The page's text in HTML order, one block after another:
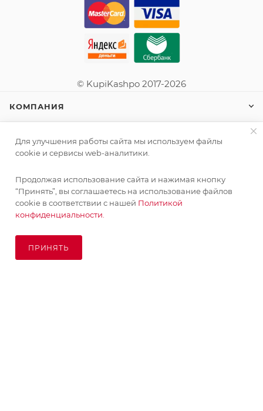
© KupiKashpo 2017-2026
КОМПАНИЯ
ПОДПИСАТЬСЯ НА РАССЫЛКУ
Поставка живых растений осуществляется под заказ
сроком 3-4 недели с минимальной суммой заказа 10000
руб.!
ОК
Для улучшения работы сайта мы используем файлы
cookie и сервисы web-аналитики.
Продолжая использование сайта и нажимая кнопку
“Принять”, вы соглашаетесь на использование файлов
cookie в соответствии с нашей Политикой
конфиденциальности.
ПРИНЯТЬ